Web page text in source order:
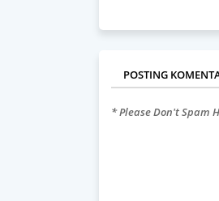
POSTING
* Please Don't Spam